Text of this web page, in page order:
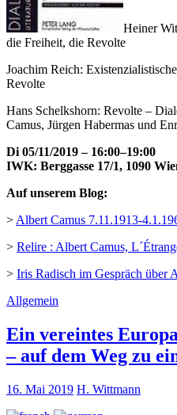
Heiner
die Freiheit, die Revolte
Joachim Reich:
Revolte
Hans Schelkshorn: Revolte –
Camus, Jürgen Habermas und
​Di 05/11/2019 – 16:00–19:00
IWK: Berggasse 17/1, 1090
Auf unserem Blog:
> Albert Camus 7.11.1913-
> Relire : Albert Camus,
> Iris Radisch im Gespräch über
Allgemein
Ein vereintes
– auf dem Weg zu
16. Mai 2019 H. Wittmann